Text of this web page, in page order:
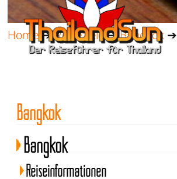
Home➔Reiseziele➔Bangkok ➔
Bangkok
Bangkok
Reiseinformationen